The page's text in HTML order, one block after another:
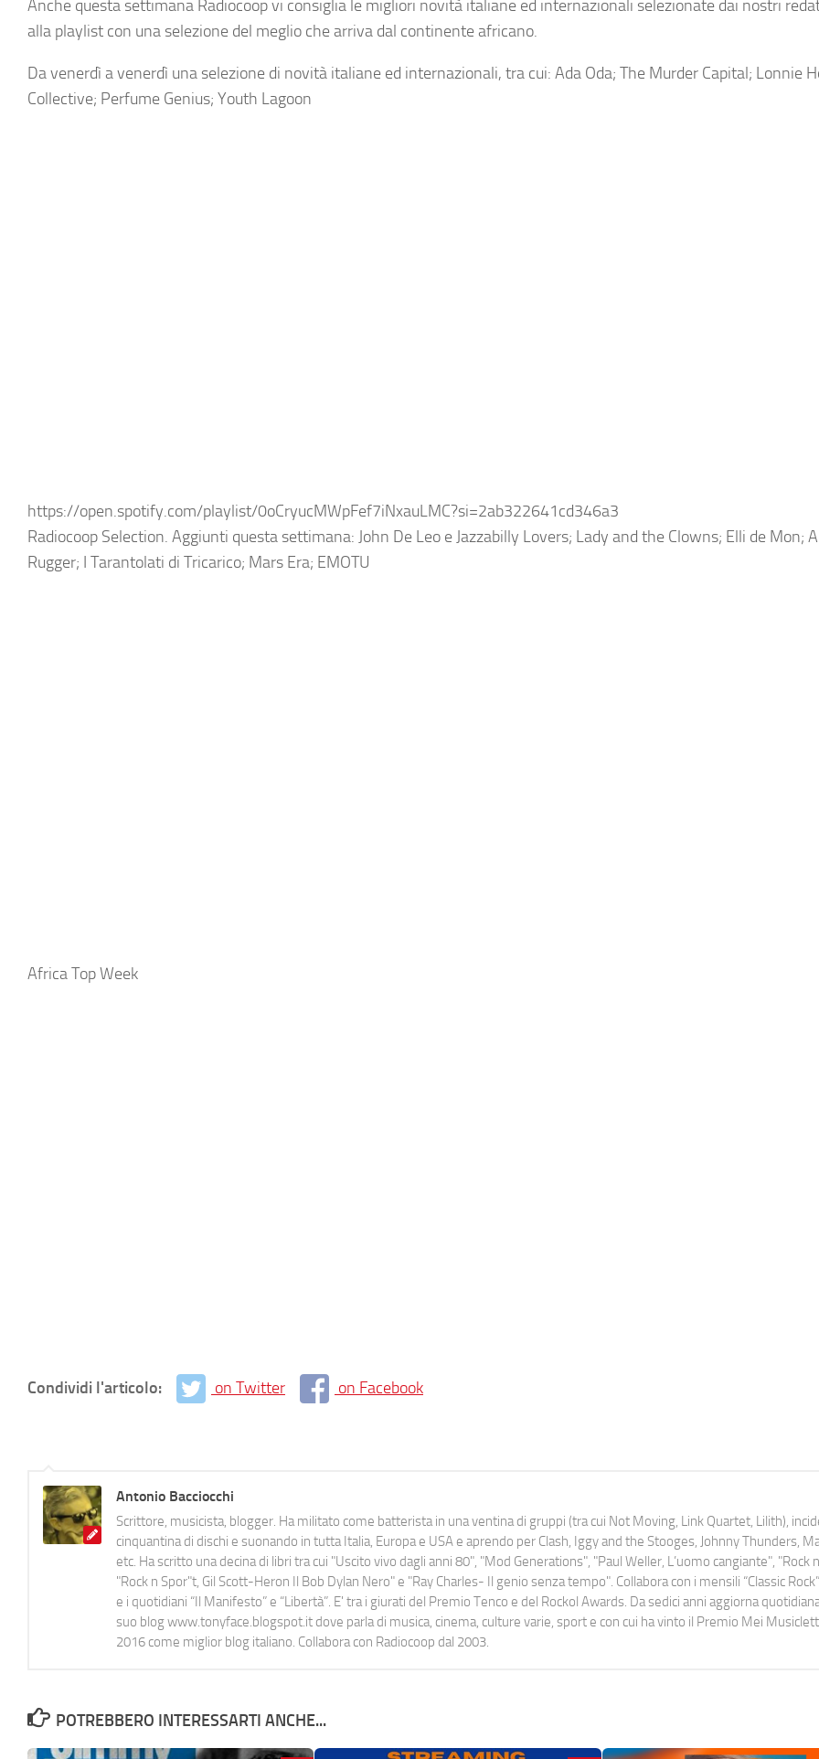
Anche questa settimana Radiocoop vi consiglia le migliori novità italiane ed internazionali selezionate dai nostri
alla playlist con una selezione del meglio che arriva dal continente africano.
Da venerdì a venerdì una selezione di novità italiane ed internazionali, tra cui: Ada Oda; The Murder Capital; Lonnie
Collective; Perfume Genius; Youth Lagoon
https://open.spotify.com/playlist/0oCryucMWpFef7iNxauLMC?si=2ab322641cd346a3
Radiocoop Selection. Aggiunti questa settimana: John De Leo e Jazzabilly Lovers; Lady and the Clowns; Elli de Mon;
Rugger; I Tarantolati di Tricarico; Mars Era; EMOTU
Africa Top Week
Condividi l'articolo: on Twitter on Facebook
Antonio Bacciocchi
Scrittore, musicista, blogger. Ha militato come batterista in una ventina di gruppi (tra cui Not Moving, Link Quartet, Lilith),
cinquantina di dischi e suonando in tutta Italia, Europa e USA e aprendo per Clash, Iggy and the Stooges, Johnny Thunders,
etc. Ha scritto una decina di libri tra cui "Uscito vivo dagli anni 80", "Mod Generations", "Paul Weller, L’uomo cangiante", "Rock
"Rock n Spor"t, Gil Scott-Heron Il Bob Dylan Nero" e "Ray Charles- Il genio senza tempo". Collabora con i mensili “Classic
e i quotidiani “Il Manifesto” e “Libertà”. E' tra i giurati del Premio Tenco e del Rockol Awards. Da sedici anni aggiorna
suo blog www.tonyface.blogspot.it dove parla di musica, cinema, culture varie, sport e con cui ha vinto il Premio Mei
2016 come miglior blog italiano. Collabora con Radiocoop dal 2003.
POTREBBERO INTERESSARTI ANCHE...